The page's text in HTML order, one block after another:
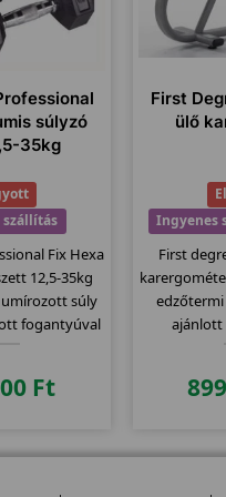
súlyzó
35kg
Fix Hexa
12,5-35kg
súly
fogantyúval
Ft
First
ülő
Ingyenes
First
edzőtermi